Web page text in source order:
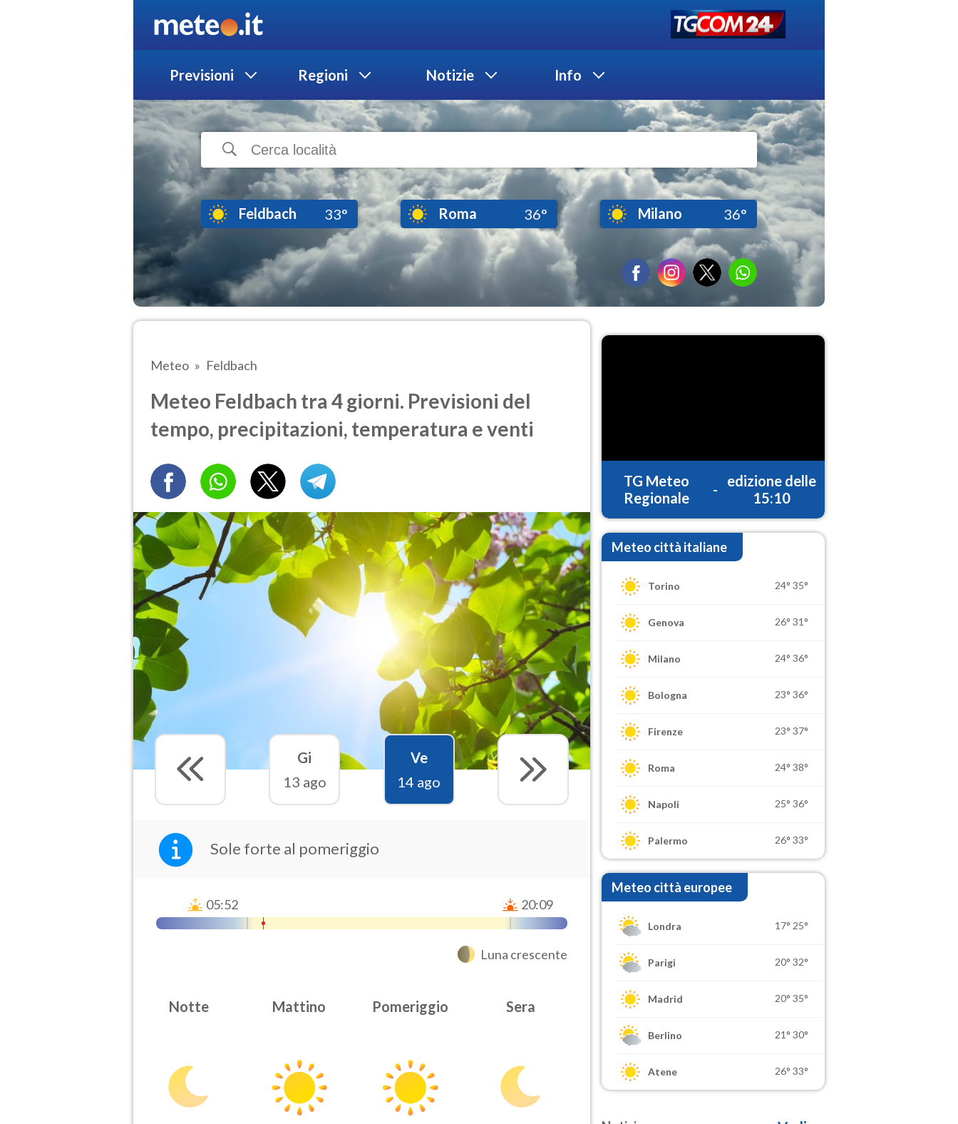
Previsioni Regioni Notizie Info
Feldbach 33° Roma 36° Milano 36°
Meteo Feldbach
Meteo Feldbach tra 4 giorni. Previsioni del
tempo, precipitazioni, temperatura e venti
Gi
13 ago
Ve
14 ago
Sole forte al pomeriggio
05:52 20:09
Luna crescente
Notte Mattino Pomeriggio Sera
TG Meteo
Regionale
-
edizione delle
15:10
Meteo città italiane
Torino 24° 35°
Genova 26° 31°
Milano 24° 36°
Bologna 23° 36°
Firenze 23° 37°
Roma 24° 38°
Napoli 25° 36°
Palermo 26° 33°
Meteo città europee
Londra 17° 25°
Parigi 20° 32°
Madrid 20° 35°
Berlino 21° 30°
Atene 26° 33°